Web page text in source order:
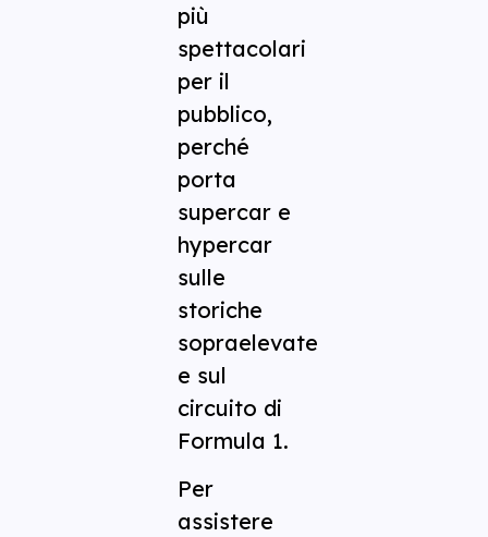
più
spettacolari
per il
pubblico,
perché
porta
supercar e
hypercar
sulle
storiche
sopraelevate
e sul
circuito di
Formula 1.
Per
assistere